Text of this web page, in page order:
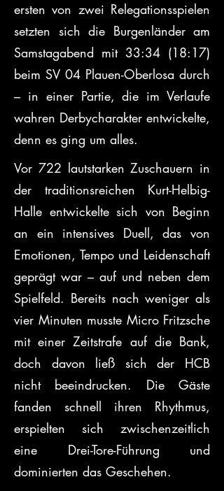
ersten von zwei Relegationsspielen
setzten sich die Burgenländer am
Samstagabend mit 33:34 (18:17)
beim SV 04 Plauen-Oberlosa durch
– in einer Partie, die im Verlaufe
wahren Derbycharakter entwickelte,
denn es ging um alles.
Vor 722 lautstarken Zuschauern in
der traditionsreichen Kurt-Helbig-
Halle entwickelte sich von Beginn
an ein intensives Duell, das von
Emotionen, Tempo und Leidenschaft
geprägt war – auf und neben dem
Spielfeld. Bereits nach weniger als
vier Minuten musste Micro Fritzsche
mit einer Zeitstrafe auf die Bank,
doch davon ließ sich der HCB
nicht beeindrucken. Die Gäste
fanden schnell ihren Rhythmus,
erspielten sich zwischenzeitlich
eine Drei-Tore-Führung und
dominierten das Geschehen.